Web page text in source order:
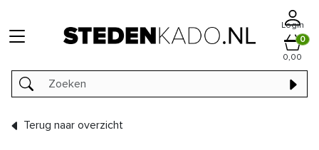
Login
0
0,00
Terug naar overzicht